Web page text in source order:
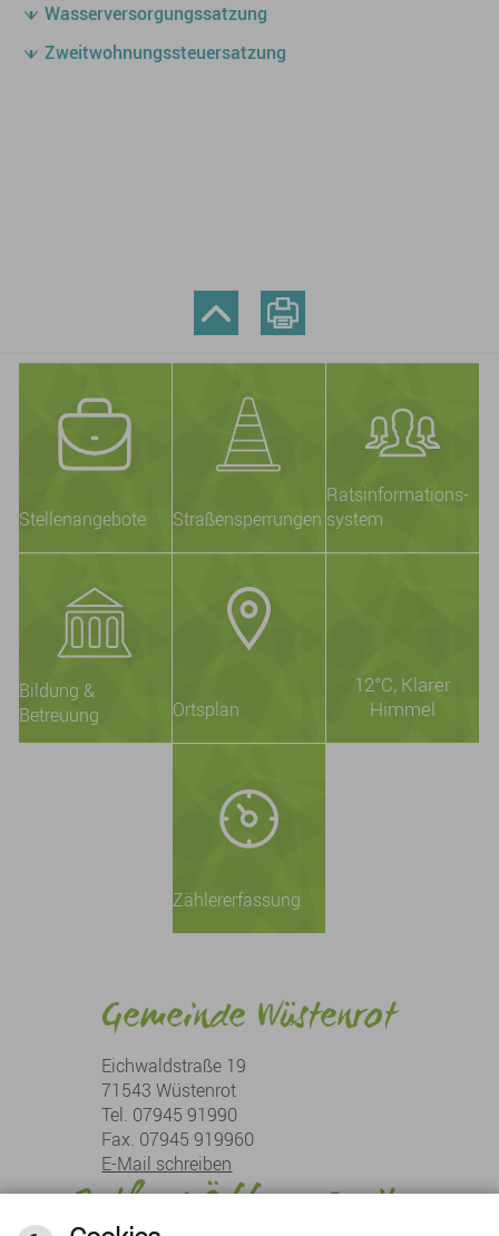
Wasserversorgungssatzung
Zweitwohnungssteuersatzung
Stellenangebote Straßensperrungen
Ratsinformations-
system
Bildung &
Betreuung
Ortsplan
12°C, Klarer
Himmel
Zählererfassung
Gemeinde Wüstenrot
Eichwaldstraße 19
71543 Wüstenrot
Tel. 07945 91990
Fax. 07945 919960
E-Mail schreiben
Rathaus Öffnungszeiten